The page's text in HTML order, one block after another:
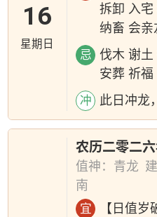
16
星期日
拆卸 入
纳畜 会亲
忌
伐木 谢
安葬 祈福
冲 此日冲龙
农历二零二
值神：青龙
南
宜
【日值